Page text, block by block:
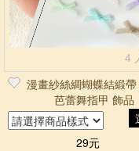
4
漫畫紗絲綢蝴蝶結緞
芭蕾舞指甲 飾品
29元